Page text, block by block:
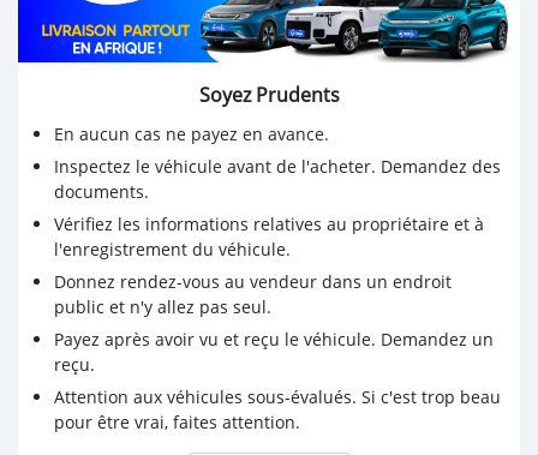
Soyez Prudents
En aucun cas ne payez en avance.
Inspectez le véhicule avant de l'acheter. Demandez des
documents.
Vérifiez les informations relatives au propriétaire et à
l'enregistrement du véhicule.
Donnez rendez-vous au vendeur dans un endroit
public et n'y allez pas seul.
Payez après avoir vu et reçu le véhicule. Demandez un
reçu.
Attention aux véhicules sous-évalués. Si c'est trop beau
pour être vrai, faites attention.